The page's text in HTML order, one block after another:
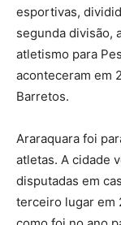
esportivas,
segunda divisão,
atletismo para
aconteceram em
Barretos.
Araraquara foi
atletas. A cidade
disputadas em
terceiro lugar em